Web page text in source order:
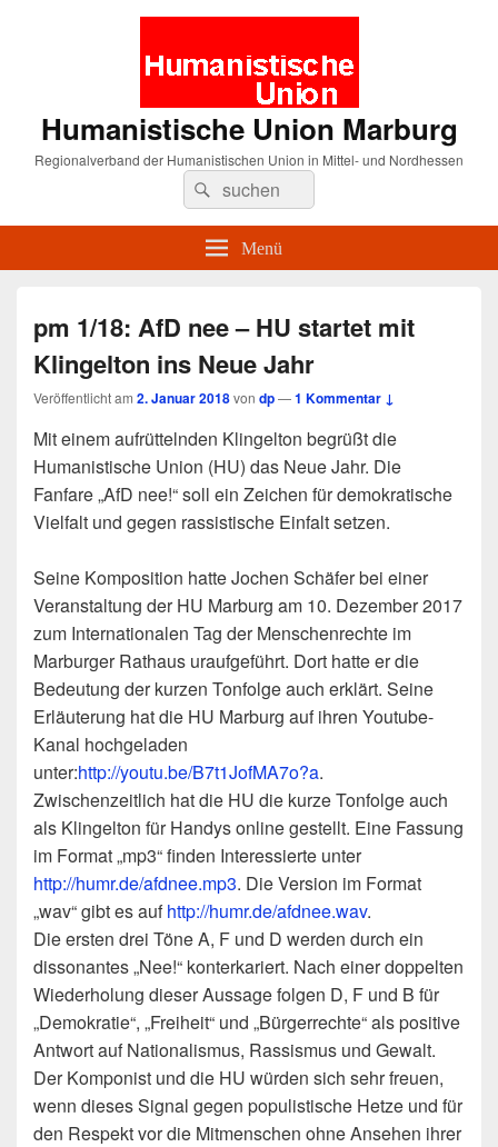
Humanistische Union Marburg
Regionalverband der Humanistischen Union in Mittel- und Nordhessen
Suche
nach:
Suchen
Menü
pm 1/18: AfD nee – HU startet mit
Klingelton ins Neue Jahr
Veröffentlicht am 2. Januar 2018von dp—1 Kommentar ↓
Mit einem aufrüttelnden Klingelton begrüßt die
Humanistische Union (HU) das Neue Jahr. Die
Fanfare „AfD nee!“ soll ein Zeichen für demokratische
Vielfalt und gegen rassistische Einfalt setzen.
Seine Komposition hatte Jochen Schäfer bei einer
Veranstaltung der HU Marburg am 10. Dezember 2017
zum Internationalen Tag der Menschenrechte im
Marburger Rathaus uraufgeführt. Dort hatte er die
Bedeutung der kurzen Tonfolge auch erklärt. Seine
Erläuterung hat die HU Marburg auf ihren Youtube-
Kanal hochgeladen
unter:http://youtu.be/B7t1JofMA7o?a.
Zwischenzeitlich hat die HU die kurze Tonfolge auch
als Klingelton für Handys online gestellt. Eine Fassung
im Format „mp3“ finden Interessierte unter
http://humr.de/afdnee.mp3. Die Version im Format
„wav“ gibt es aufhttp://humr.de/afdnee.wav.
Die ersten drei Töne A, F und D werden durch ein
dissonantes „Nee!“ konterkariert. Nach einer doppelten
Wiederholung dieser Aussage folgen D, F und B für
„Demokratie“, „Freiheit“ und „Bürgerrechte“ als positive
Antwort auf Nationalismus, Rassismus und Gewalt.
Der Komponist und die HU würden sich sehr freuen,
wenn dieses Signal gegen populistische Hetze und für
den Respekt vor die Mitmenschen ohne Ansehen ihrer